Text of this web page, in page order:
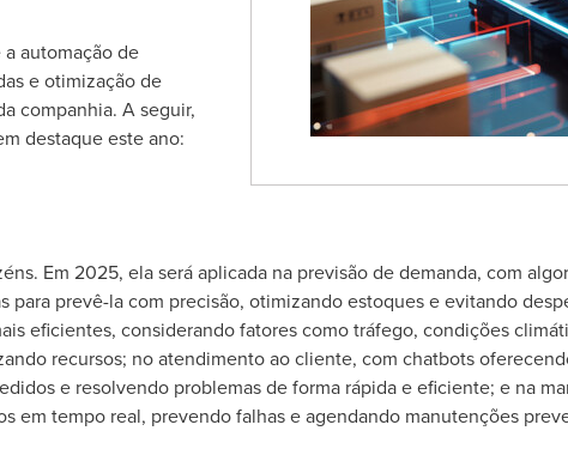
a automação de
e otimização de
companhia. A seguir,
destaque este ano:
Em 2025, ela será aplicada na previsão de demanda, com
para prevê-la com precisão, otimizando estoques e evitando
eficientes, considerando fatores como tráfego, condições
recursos; no atendimento ao cliente, com chatbots
e resolvendo problemas de forma rápida e eficiente; e na
em tempo real, prevendo falhas e agendando manutenções